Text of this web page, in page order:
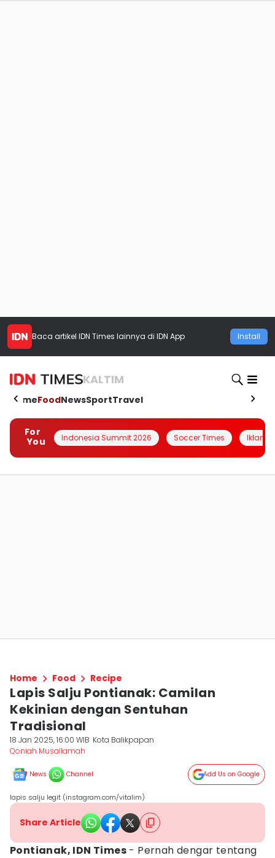
Baca artikel IDN Times lainnya di IDN App Install
KALTIM
HomeFoodNewsSportTravel
For
You
Indonesia Summit 2026 Soccer Times Iklanin
Home Food Recipe
Lapis Salju Pontianak: Camilan
Kekinian dengan Sentuhan
Tradisional
18 Jan 2025, 16:00 WIB Kota Balikpapan
Qoniah Musallamah
News Channel Add Us on Google
lapis salju legit (instagram.com/vitalim)
Share Article
Pontianak, IDN Times - Pernah dengar tentang